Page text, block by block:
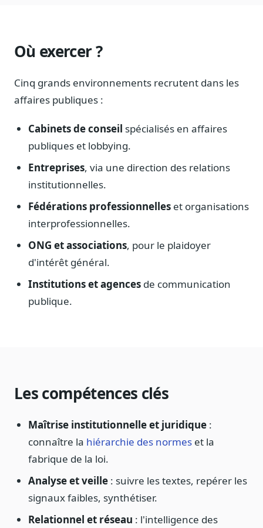
Où exercer ?
Cinq grands environnements recrutent dans les
affaires publiques :
Cabinets de conseil spécialisés en affaires
publiques et lobbying.
Entreprises, via une direction des relations
institutionnelles.
Fédérations professionnelles et organisations
interprofessionnelles.
ONG et associations, pour le plaidoyer
d'intérêt général.
Institutions et agences de communication
publique.
Les compétences clés
Maîtrise institutionnelle et juridique :
connaître la hiérarchie des normes et la
fabrique de la loi.
Analyse et veille : suivre les textes, repérer les
signaux faibles, synthétiser.
Relationnel et réseau : l'intelligence des